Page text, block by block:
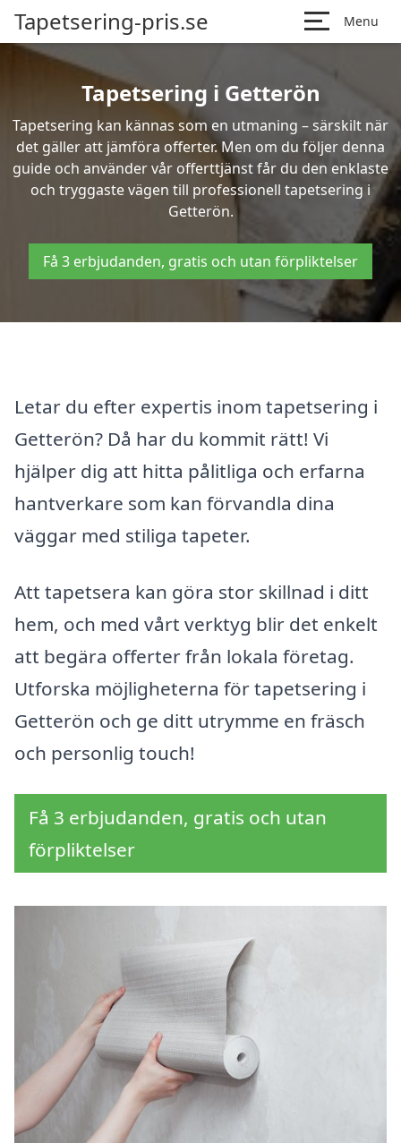
Tapetsering-pris.se Menu
Tapetsering i Getterön
Tapetsering kan kännas som en utmaning – särskilt när
det gäller att jämföra offerter. Men om du följer denna
guide och använder vår offerttjänst får du den enklaste
och tryggaste vägen till professionell tapetsering i
Getterön.
Få 3 erbjudanden, gratis och utan förpliktelser
Letar du efter expertis inom tapetsering i
Getterön? Då har du kommit rätt! Vi
hjälper dig att hitta pålitliga och erfarna
hantverkare som kan förvandla dina
väggar med stiliga tapeter.
Att tapetsera kan göra stor skillnad i ditt
hem, och med vårt verktyg blir det enkelt
att begära offerter från lokala företag.
Utforska möjligheterna för tapetsering i
Getterön och ge ditt utrymme en fräsch
och personlig touch!
Få 3 erbjudanden, gratis och utan
förpliktelser